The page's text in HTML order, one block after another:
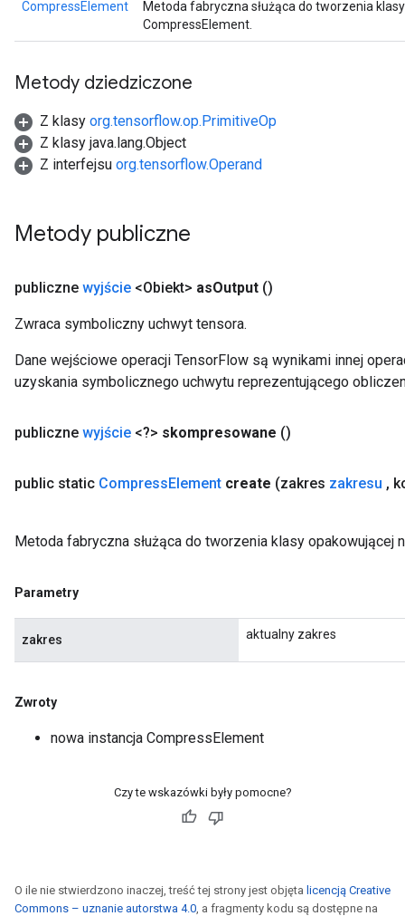
CompressElement
Metoda fabryczna służąca do tworzenia
CompressElement.
Metody dziedziczone
Z klasy org.tensorflow.op.PrimitiveOp
Z klasy java.lang.Object
Z interfejsu org.tensorflow.Operand
Metody publiczne
publiczne wyjście <Obiekt> asOutput ()
Zwraca symboliczny uchwyt tensora.
Dane wejściowe operacji TensorFlow są wynikami innej
uzyskania symbolicznego uchwytu reprezentującego
publiczne wyjście <?> skompresowane ()
public static CompressElement create (zakres zakresu ,
Metoda fabryczna służąca do tworzenia klasy opakowującej
Parametry
zakres aktualny zakres
Zwroty
nowa instancja CompressElement
Czy te wskazówki były pomocne?
O ile nie stwierdzono inaczej, treść tej strony jest objęta licencją Creative
Commons – uznanie autorstwa 4.0, a fragmenty kodu są dostępne na